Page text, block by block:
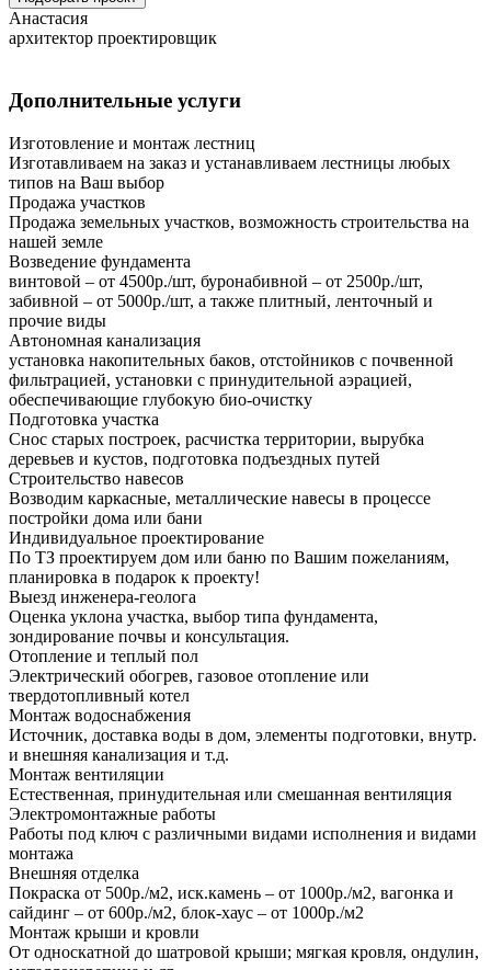
Анастасия
архитектор проектировщик
Дополнительные услуги
Изготовление и монтаж лестниц
Изготавливаем на заказ и устанавливаем лестницы любых
типов на Ваш выбор
Продажа участков
Продажа земельных участков, возможность строительства на
нашей земле
Возведение фундамента
винтовой – от 4500р./шт, буронабивной – от 2500р./шт,
забивной – от 5000р./шт, а также плитный, ленточный и
прочие виды
Автономная канализация
установка накопительных баков, отстойников с почвенной
фильтрацией, установки с принудительной аэрацией,
обеспечивающие глубокую био-очистку
Подготовка участка
Снос старых построек, расчистка территории, вырубка
деревьев и кустов, подготовка подъездных путей
Строительство навесов
Возводим каркасные, металлические навесы в процессе
постройки дома или бани
Индивидуальное проектирование
По ТЗ проектируем дом или баню по Вашим пожеланиям,
планировка в подарок к проекту!
Выезд инженера-геолога
Оценка уклона участка, выбор типа фундамента,
зондирование почвы и консультация.
Отопление и теплый пол
Электрический обогрев, газовое отопление или
твердотопливный котел
Монтаж водоснабжения
Источник, доставка воды в дом, элементы подготовки, внутр.
и внешняя канализация и т.д.
Монтаж вентиляции
Естественная, принудительная или смешанная вентиляция
Электромонтажные работы
Работы под ключ с различными видами исполнения и видами
монтажа
Внешняя отделка
Покраска от 500р./м2, иск.камень – от 1000р./м2, вагонка и
сайдинг – от 600р./м2, блок-хаус – от 1000р./м2
Монтаж крыши и кровли
От односкатной до шатровой крыши; мягкая кровля, ондулин,